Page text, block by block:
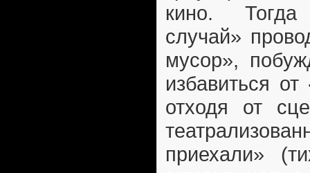
кино.
случай»
мусор»,
избавиться
отходя от
приехали»